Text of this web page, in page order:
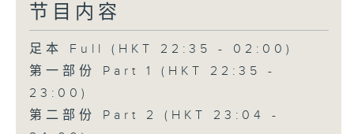
节目内容
足本 Full (HKT 22:35 - 02:00)
第一部份 Part 1 (HKT 22:35 -
23:00)
第二部份 Part 2 (HKT 23:04 -